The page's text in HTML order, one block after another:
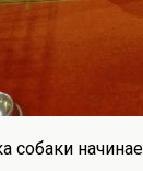
собаки